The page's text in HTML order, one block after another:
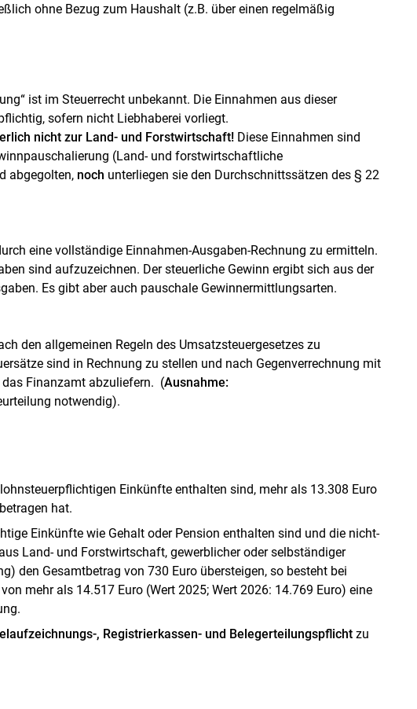
ohne Bezug zum Haushalt (z.B. über einen regelmäßig
ist im Steuerrecht unbekannt. Die Einnahmen aus dieser
sofern nicht Liebhaberei vorliegt.
nicht zur Land- und Forstwirtschaft! Diese Einnahmen sind
(Land- und forstwirtschaftliche
abgegolten, noch unterliegen sie den Durchschnittssätzen des § 22
eine vollständige Einnahmen-Ausgaben-Rechnung zu ermitteln.
sind aufzuzeichnen. Der steuerliche Gewinn ergibt sich aus der
Es gibt aber auch pauschale Gewinnermittlungsarten.
den allgemeinen Regeln des Umsatzsteuergesetzes zu
sind in Rechnung zu stellen und nach Gegenverrechnung mit
Finanzamt abzuliefern. (Ausnahme:
notwendig).
Einkünfte enthalten sind, mehr als 13.308 Euro
hat.
Einkünfte wie Gehalt oder Pension enthalten sind und die nicht-
Land- und Forstwirtschaft, gewerblicher oder selbständiger
den Gesamtbetrag von 730 Euro übersteigen, so besteht bei
mehr als 14.517 Euro (Wert 2025; Wert 2026: 14.769 Euro) eine
, Registrierkassen- und Belegerteilungspflicht zu